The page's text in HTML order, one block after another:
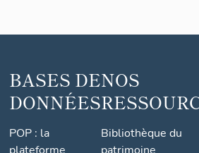
BASES DE
DONNÉES
POP : la
NOS
Bibliothèque du